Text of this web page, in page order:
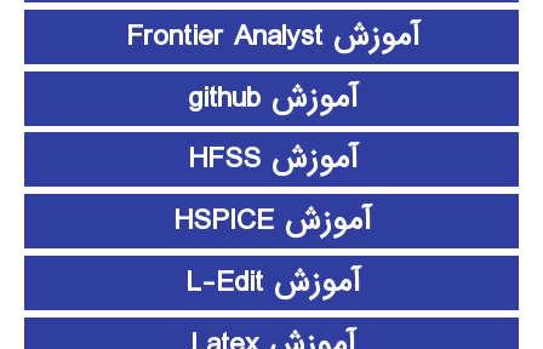
آموزش Frontier Analyst
آموزش github
آموزش HFSS
آموزش HSPICE
آموزش L-Edit